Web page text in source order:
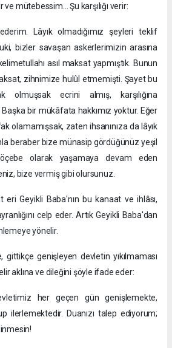
mütebessim... Şu karşılığı verir:
Lâyık olmadığımız şeyleri teklif
bizler savaşan askerlerimizin arasına
asıl maksat yapmıştık. Bunun
zihnimize hulûl etmemişti. Şayet bu
olmuşsak ecrini almış, karşılığına
bir mükâfata hakkımız yoktur. Eğer
olamamışsak, zaten ihsanınıza da lâyık
beraber bize münasip gördüğünüz yeşil
olarak yaşamaya devam eden
bize vermiş gibi olursunuz.
Geyikli Baba'nın bu kanaat ve ihlâsı,
celp eder. Artık Geyikli Baba'dan
yönelir.
genişleyen devletin yıkılmaması
aklına ve dileğini şöyle ifade eder:
her geçen gün genişlemekte,
ilerlemektedir. Duanızı talep ediyorum;